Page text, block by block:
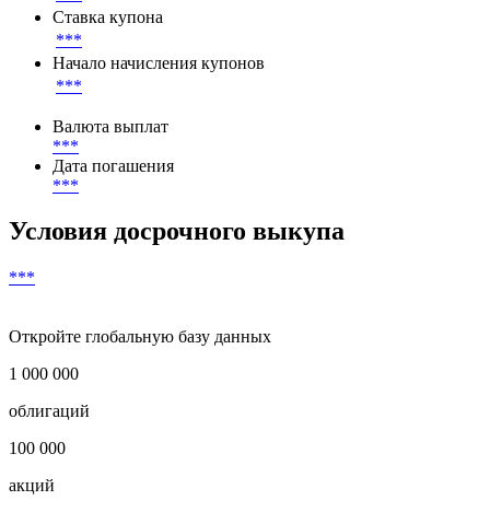
Ставка купона
***
Начало начисления купонов
***
Валюта выплат
***
Дата погашения
***
Условия досрочного выкупа
***
Откройте глобальную базу данных
1 000 000
облигаций
100 000
акций